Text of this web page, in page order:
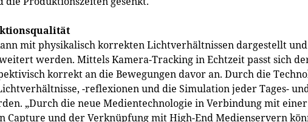
mit physikalisch korrekten Lichtverhältnissen dargestellt
werden. Mittels Kamera-Tracking in Echtzeit passt sich
korrekt an die Bewegungen davor an. Durch die
-reflexionen und die Simulation jeder Tages-
„Durch die neue Medientechnologie in Verbindung mit
Capture und der Verknüpfung mit High-End Medienservern